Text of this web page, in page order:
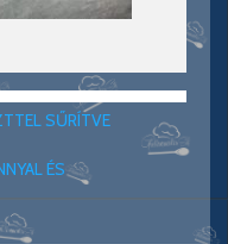
SŰRÍTVE
ÉS